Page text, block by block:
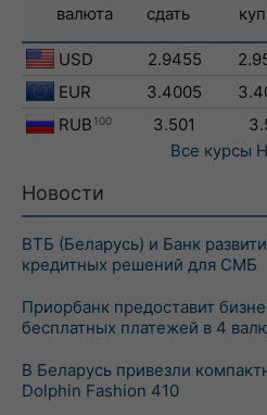
валюта сдать
USD 2.9455
EUR
3.4005
RUB 100 3.501
Все курсы
Новости
ВТБ (Беларусь) и Банк
кредитных решений для СМБ
Приорбанк предоставит
бесплатных платежей в 4
В Беларусь привезли
Dolphin Fashion 410